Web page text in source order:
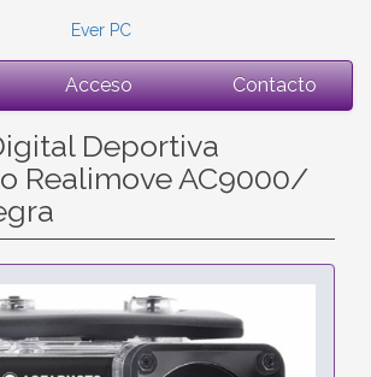
Ever PC
Acceso Contacto
Deportiva
Realimove AC9000/